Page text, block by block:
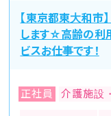
【東京都東大和
します☆高齢の利
ビスお仕事です！
正社員 介護施設